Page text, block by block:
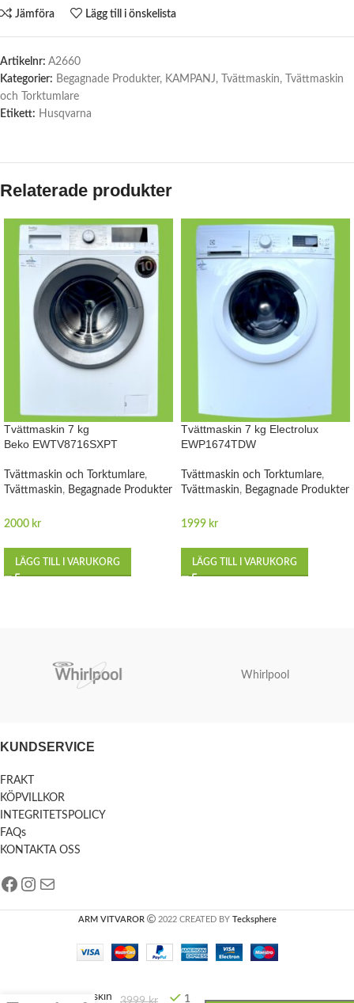
Jämföra Lägg till i önskelista
Artikelnr: A2660
Kategorier: Begagnade Produkter, KAMPANJ, Tvättmaskin,
Tvättmaskin
och Torktumlare
Etikett: Husqvarna
Relaterade produkter
Tvättmaskin 7 kg
Beko EWTV8716SXPT
Tvättmaskin och Torktumlare,
Tvättmaskin, Begagnade Produkter
2000 kr
LÄGG TILL I VARUKORG
Tvättmaskin 7 kg Electrolux
EWP1674TDW
Tvättmaskin och Torktumlare,
Tvättmaskin, Begagnade Produkter
1999 kr
LÄGG TILL I VARUKORG
Whirlpool
KUNDSERVICE
FRAKT
KÖPVILLKOR
INTEGRITETSPOLICY
FAQs
KONTAKTA OSS
ARM VITVAROR 2022 CREATED BY Tecksphere
Tvättmaskin 1